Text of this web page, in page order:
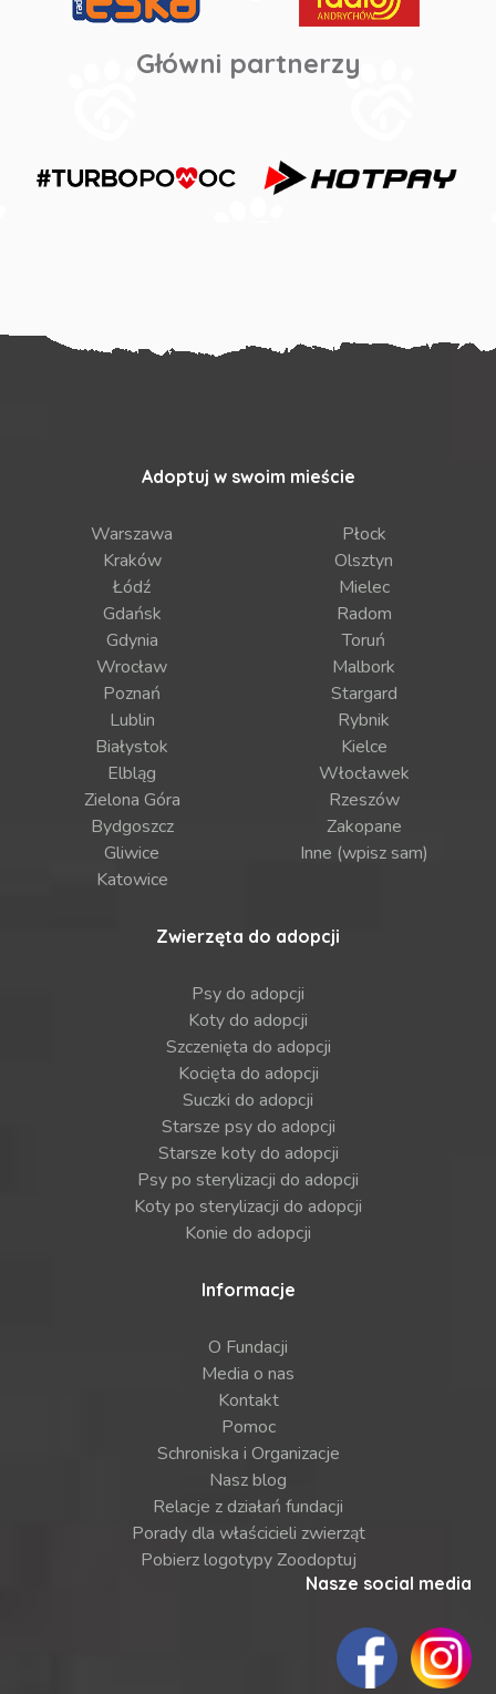
Główni partnerzy
Adoptuj w swoim mieście
Warszawa
Kraków
Łódź
Gdańsk
Gdynia
Wrocław
Poznań
Lublin
Białystok
Elbląg
Zielona Góra
Bydgoszcz
Gliwice
Katowice
Płock
Olsztyn
Mielec
Radom
Toruń
Malbork
Stargard
Rybnik
Kielce
Włocławek
Rzeszów
Zakopane
Inne (wpisz sam)
Zwierzęta do adopcji
Psy do adopcji
Koty do adopcji
Szczenięta do adopcji
Kocięta do adopcji
Suczki do adopcji
Starsze psy do adopcji
Starsze koty do adopcji
Psy po sterylizacji do adopcji
Koty po sterylizacji do adopcji
Konie do adopcji
Informacje
O Fundacji
Media o nas
Kontakt
Pomoc
Schroniska i Organizacje
Nasz blog
Relacje z działań fundacji
Porady dla właścicieli zwierząt
Pobierz logotypy Zoodoptuj
Nasze social media